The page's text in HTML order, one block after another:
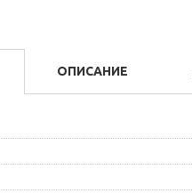
ОПИСАНИЕ